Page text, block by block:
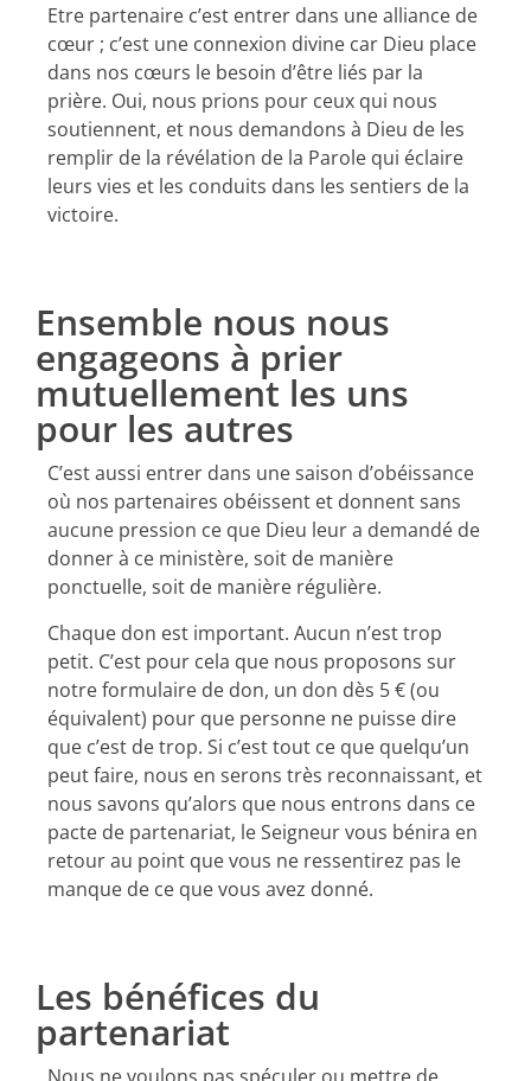
Etre partenaire c’est entrer dans une alliance de
cœur ; c’est une connexion divine car Dieu place
dans nos cœurs le besoin d’être liés par la
prière. Oui, nous prions pour ceux qui nous
soutiennent, et nous demandons à Dieu de les
remplir de la révélation de la Parole qui éclaire
leurs vies et les conduits dans les sentiers de la
victoire.
Ensemble nous nous
engageons à prier
mutuellement les uns
pour les autres
C’est aussi entrer dans une saison d’obéissance
où nos partenaires obéissent et donnent sans
aucune pression ce que Dieu leur a demandé de
donner à ce ministère, soit de manière
ponctuelle, soit de manière régulière.
Chaque don est important. Aucun n’est trop
petit. C’est pour cela que nous proposons sur
notre formulaire de don, un don dès 5 € (ou
équivalent) pour que personne ne puisse dire
que c’est de trop. Si c’est tout ce que quelqu’un
peut faire, nous en serons très reconnaissant, et
nous savons qu’alors que nous entrons dans ce
pacte de partenariat, le Seigneur vous bénira en
retour au point que vous ne ressentirez pas le
manque de ce que vous avez donné.
Les bénéfices du
partenariat